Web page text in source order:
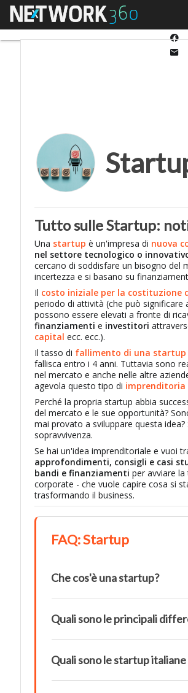
Menu
Tutto sulle Startup:
Una startup è un'impresa di nuova
nel settore tecnologico o
cercano di soddisfare un bisogno del
incertezza e si basano su
Il costo iniziale per la costituzione
periodo di attività (che può
possono essere elevati a fronte di
finanziamenti e investitori
capital ecc. ecc.).
Il tasso di fallimento di una startup
fallisca entro i 4 anni. Tuttavia sono
nel mercato e anche nelle altre
agevola questo tipo di imprenditoria
Perché la propria startup abbia
del mercato e le sue opportunità?
mai provato a sviluppare questa
sopravvivenza.
Se hai un'idea imprenditoriale e vuoi
approfondimenti, consigli e casi
bandi e finanziamenti per avviare
corporate - che vuole capire cosa si
trasformando il business.
FAQ: Startup
Che cos'è una startup?
Quali sono le principali
Quali sono le startup